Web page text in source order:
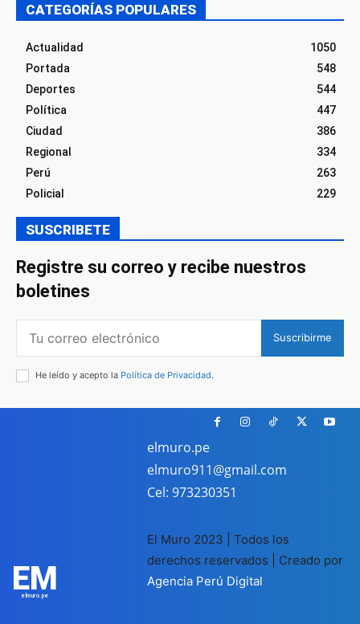
CATEGORÍAS POPULARES
Actualidad
1050
Portada
548
Deportes
544
Política
447
Ciudad
386
Regional
334
Perú
263
Policial
229
SUSCRIBETE
Registre su correo y recibe nuestros
boletines
Suscribirme
He leído y acepto la Política de Privacidad.
EM
elmuro.pe
elmuro.pe
elmuro911@gmail.com
Cel: 973230351
El Muro 2023 | Todos los
derechos reservados | Creado por
Agencia Perú Digital